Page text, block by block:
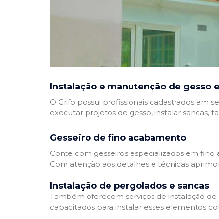
Instalação e manutenção de gesso
O Grifo possui profissionais cadastrados em
executar projetos de gesso, instalar sancas,
Gesseiro de fino acabamento
Conte com gesseiros especializados em
Com atenção aos detalhes e técnicas
Instalação de pergolados e sancas
Também oferecem serviços de instalação
capacitados para instalar esses elementos